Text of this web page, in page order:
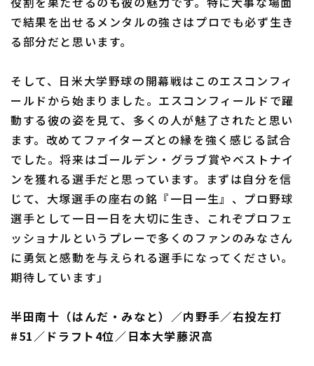
で結果を出せるメンタルの強さはプロでも必ず生き
る部分だと思います。
そして、日米大学野球の開幕戦はこのエスコンフィ
ールドから始まりました。エスコンフィールドで躍
動する彼の姿を見て、多くの人が魅了されたと思い
ます。改めてファイターズとの縁を強く感じる試合
でした。将来はゴールデン・グラブ賞やベストナイ
ンを獲れる選手だと思っています。まずは自分を信
じて、大塚選手の座右の銘『一日一生』、プロ野球
選手として一日一日を大切に生き、これぞプロフェ
ッショナルというプレーで多くのファンのみなさん
に勇気と感動を与えられる選手になってください。
期待しています」
半田南十（はんだ・みなと）／内野手／右投左打
#51／ドラフト4位／日本大学藤沢高